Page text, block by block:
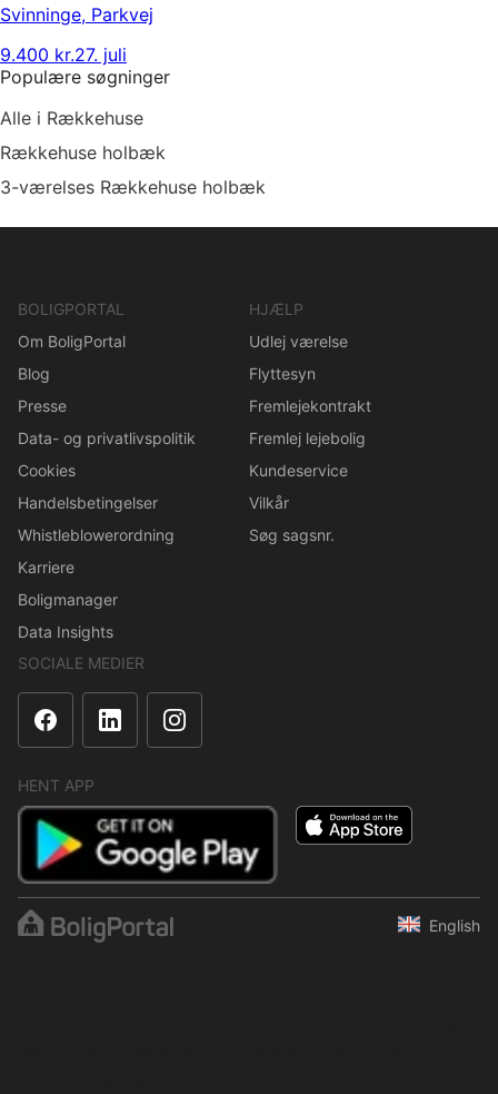
Svinninge, Parkvej
9.400 kr.27. juli
Populære søgninger
Alle i Rækkehuse
Rækkehuse holbæk
3-værelses Rækkehuse holbæk
BOLIGPORTAL
Om BoligPortal
Blog
Presse
Data- og privatlivspolitik
Cookies
Handelsbetingelser
Whistleblowerordning
Karriere
Boligmanager
Data Insights
HJÆLP
Udlej værelse
Flyttesyn
Fremlejekontrakt
Fremlej lejebolig
Kundeservice
Vilkår
Søg sagsnr.
SOCIALE MEDIER
HENT APP
English